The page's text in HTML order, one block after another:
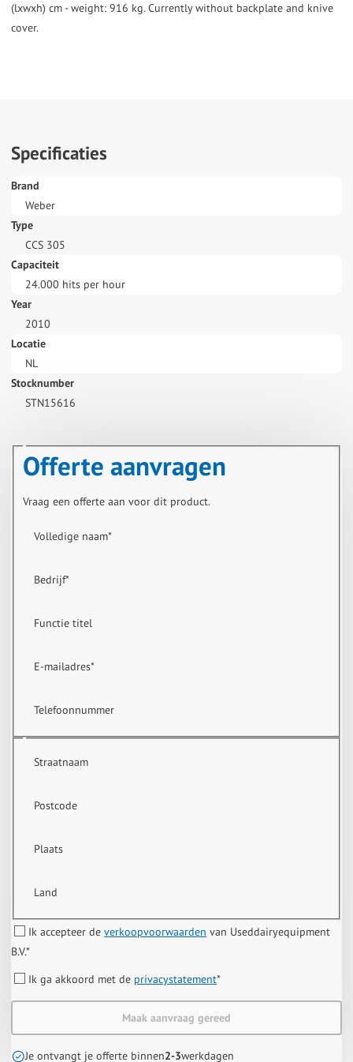
(lxwxh) cm - weight: 916 kg. Currently without backplate and knive
cover.
Specificaties
Brand
Weber
Type
CCS 305
Capaciteit
24.000 hits per hour
Year
2010
Locatie
NL
Stocknumber
STN15616
Offerte aanvragen
Vraag een offerte aan voor dit product.
Volledige naam*
Bedrijf*
Functie titel
E-mailadres*
Telefoonnummer
Straatnaam
Postcode
Plaats
Land
Ik accepteer deverkoopvoorwaarden van Useddairyequipment
B.V.*
Ik ga akkoord met de privacystatement*
Maak aanvraag gereed
Je ontvangt je offerte binnen2-3werkdagen